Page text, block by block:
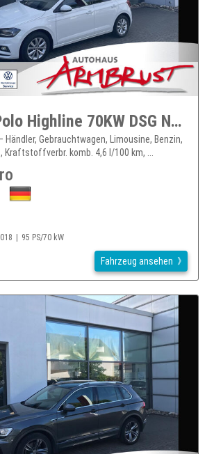
VW Polo Polo Highline 70KW DSG Navi LED Klima Einparkhilfe el. Fenster
Händler, Gebrauchtwagen, Limousine, Benzin,
komb. 4,6 l/100 km, ...
95 PS/70 kW
Fahrzeug ansehen